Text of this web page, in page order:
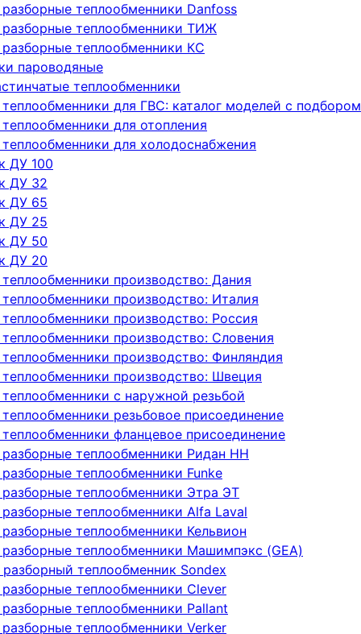
теплообменники Danfoss
разборные теплообменники ТИЖ
теплообменники КC
пароводяные
теплообменники
для ГВС: каталог моделей с подбором
для отопления
для холодоснабжения
ДУ 100
ДУ 32
ДУ 65
ДУ 25
ДУ 50
ДУ 20
производство: Дания
производство: Италия
производство: Россия
производство: Словения
производство: Финляндия
производство: Швеция
с наружной резьбой
резьбовое присоединение
фланцевое присоединение
теплообменники Ридан НН
теплообменники Funke
теплообменники Этра ЭТ
теплообменники Alfa Laval
теплообменники Кельвион
теплообменники Машимпэкс (GEA)
теплообменник Sondex
теплообменники Clever
теплообменники Pallant
теплообменники Verker